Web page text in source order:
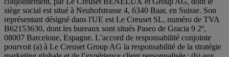
siège social est situé à Neuhofstrasse 4, 6340 Baar, en Suisse. Son
représentant désigné dans l'UE est Le Creuset SL, numéro de TVA
B62153630, dont les bureaux sont situés Paseo de Gracia 9 2º,
08007 Barcelone, Espagne. L’accord de responsabilité conjointe
pourvoit (a) à Le Creuset Group AG la responsabilité de la stratégie